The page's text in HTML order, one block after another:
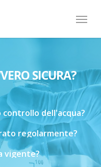
Menu
SICURA?
controllo dell'acqua?
regolarmente?
vigente?